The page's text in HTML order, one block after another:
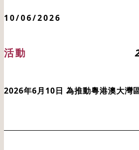
10/06/2026
活動
2026年6月10日 為推動粵港澳大灣